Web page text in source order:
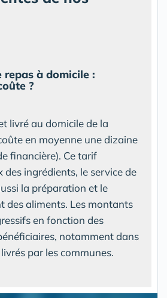
repas à domicile :
?
livré au domicile de la
en moyenne une dizaine
financière). Ce tarif
des ingrédients, le service de
la préparation et le
des aliments. Les montants
en fonction des
notamment dans
par les communes.